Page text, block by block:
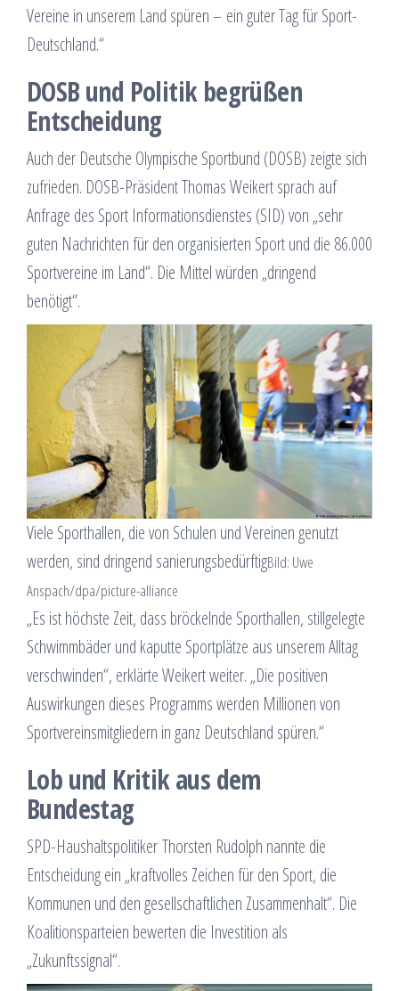
Vereine in unserem Land spüren – ein guter Tag für Sport-
Deutschland.“
DOSB und Politik begrüßen
Entscheidung
Auch der Deutsche Olympische Sportbund (DOSB) zeigte sich
zufrieden. DOSB-Präsident Thomas Weikert sprach auf
Anfrage des Sport Informationsdienstes (SID) von „sehr
guten Nachrichten für den organisierten Sport und die 86.000
Sportvereine im Land“. Die Mittel würden „dringend
benötigt“.
Viele Sporthallen, die von Schulen und Vereinen genutzt
werden, sind dringend sanierungsbedürftigBild: Uwe
Anspach/dpa/picture-alliance
„Es ist höchste Zeit, dass bröckelnde Sporthallen, stillgelegte
Schwimmbäder und kaputte Sportplätze aus unserem Alltag
verschwinden“, erklärte Weikert weiter. „Die positiven
Auswirkungen dieses Programms werden Millionen von
Sportvereinsmitgliedern in ganz Deutschland spüren.“
Lob und Kritik aus dem
Bundestag
SPD-Haushaltspolitiker Thorsten Rudolph nannte die
Entscheidung ein „kraftvolles Zeichen für den Sport, die
Kommunen und den gesellschaftlichen Zusammenhalt“. Die
Koalitionsparteien bewerten die Investition als
„Zukunftssignal“.